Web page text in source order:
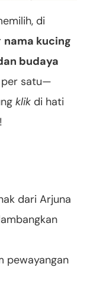
di
nama kucing
budaya
per satu—
klik di hati
dari Arjuna
pewayangan